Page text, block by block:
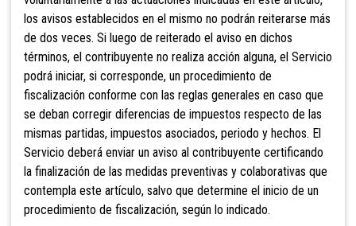
los avisos establecidos en el mismo no podrán reiterarse más
de dos veces. Si luego de reiterado el aviso en dichos
términos, el contribuyente no realiza acción alguna, el Servicio
podrá iniciar, si corresponde, un procedimiento de
fiscalización conforme con las reglas generales en caso que
se deban corregir diferencias de impuestos respecto de las
mismas partidas, impuestos asociados, periodo y hechos. El
Servicio deberá enviar un aviso al contribuyente certificando
la finalización de las medidas preventivas y colaborativas que
contempla este artículo, salvo que determine el inicio de un
procedimiento de fiscalización, según lo indicado.